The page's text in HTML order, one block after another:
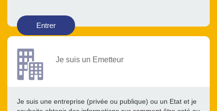
Entrer
Je suis un Emetteur
Je suis une entreprise (privée ou publique) ou un Etat et je